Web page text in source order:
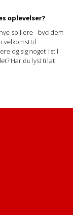
oplevelser?
spillere - byd dem
velkomst til
og sig noget i stil
Har du lyst til at